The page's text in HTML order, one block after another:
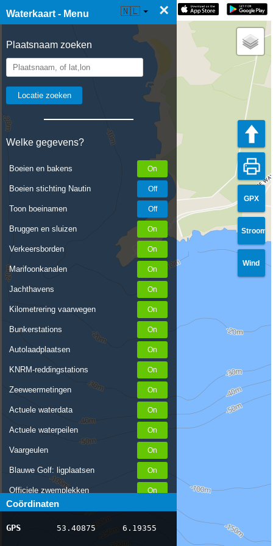
Waterkaart - Menu ×
Plaatsnaam zoeken
Welke gegevens?
Boeien en bakens
Boeien stichting Nautin
Toon boeinamen
Bruggen en sluizen
Verkeersborden
Marifoonkanalen
Jachthavens
Kilometrering vaarwegen
Bunkerstations
Autolaadplaatsen
KNRM-reddingstations
Zeeweermetingen
Actuele waterdata
Actuele waterpeilen
Vaargeulen
Blauwe Golf: ligplaatsen
Officiele zwemplekken
Stremmingen/hinder
AIS scheepsposities
Coördinaten
GPS 53.40875 6.19355
☰ Waterkaart Live 🇳🇱
GPX
Stroom
Wind